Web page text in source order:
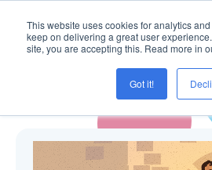
This website uses cookies for analytics
keep on delivering a great user
site, you are accepting this. Read more in
Got it!Blogg